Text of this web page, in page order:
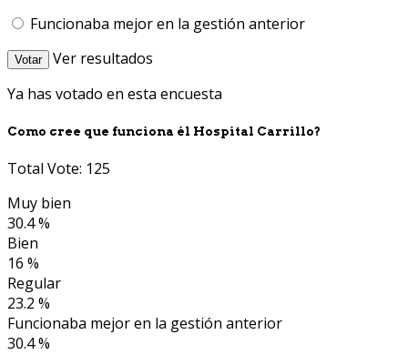
Funcionaba mejor en la gestión anterior
Votar
Ver resultados
Ya has votado en esta encuesta
Como cree que funciona él Hospital Carrillo?
Total Vote: 125
Muy bien
30.4 %
Bien
16 %
Regular
23.2 %
Funcionaba mejor en la gestión anterior
30.4 %